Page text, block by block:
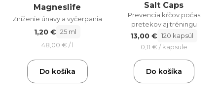
Magneslife
Zníženie únavy a vyčerpania
1,20 € 25 ml
48,00 € / l
Do košíka
Salt Caps
Prevencia kŕčov počas
pretekov aj tréningu
13,00 € 120 kapsúl
0,11 € / kapsule
Do košíka